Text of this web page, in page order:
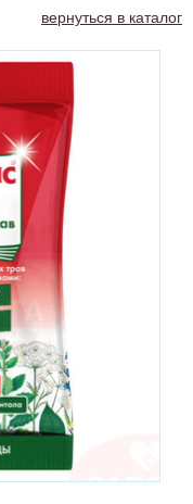
вернуться в каталог